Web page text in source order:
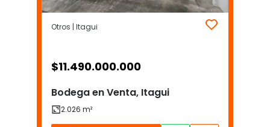
Otros | Itagui
$11.490.000.000
Bodega en Venta, Itagui